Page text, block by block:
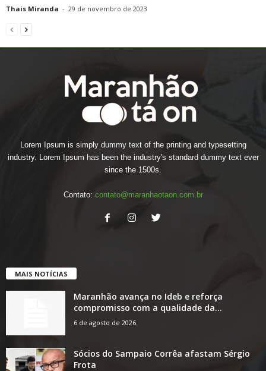
Thais Miranda - 29 de novembro de 2023
Lorem Ipsum is simply dummy text of the printing and typesetting
industry. Lorem Ipsum has been the industry's standard dummy text ever
since the 1500s.
Contato: contato@maranhaotaon.com.br
MAIS NOTÍCIAS
Maranhão avança no Ideb e reforça
compromisso com a qualidade da...
6 de agosto de 2026
Sócios do Sampaio Corrêa afastam Sérgio
Frota